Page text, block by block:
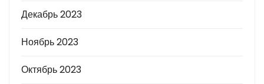
Декабрь 2023
Ноябрь 2023
Октябрь 2023